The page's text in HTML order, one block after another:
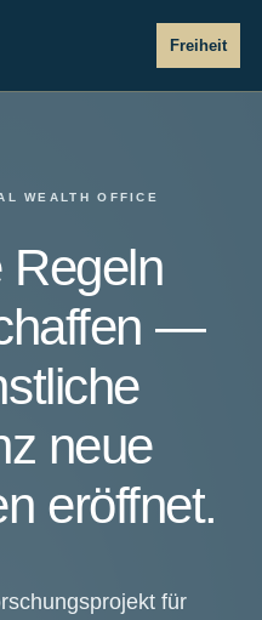
Freiheit
WEALTH OFFICE
Regeln
—
neue
eröffnet.
für